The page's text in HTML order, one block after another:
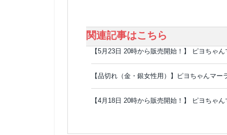
関連記事はこちら
【5月23日 20時から販売開始！】 ピヨちゃ
【品切れ（金・銀女性用）】ピヨちゃんマ
【4月18日 20時から販売開始！】 ピヨちゃ